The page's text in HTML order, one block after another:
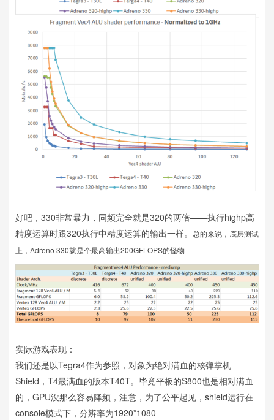
好吧，330非常暴力，同频完全就是320的两倍——执行highp高
精度运算时跟320执行中精度运算的输出一样。 总的来说，底层测试
上，Adreno 330就是个最高输出200GFLOPS的怪物
实际游戏表现：
我们还是以Tegra4作为参照，对象为绝对满血的核弹掌机
Shield，T4最满血的版本T40T。毕竟平板的S800也是相对满血
的，GPU没那么容易降频，注意，为了公平起见，shield运行在
console模式下，分辨率为1920*1080